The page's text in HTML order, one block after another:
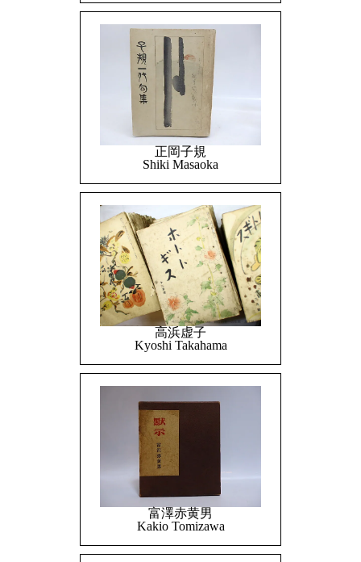
正岡子規
Shiki Masaoka
高浜虚子
Kyoshi Takahama
富澤赤黄男
Kakio Tomizawa